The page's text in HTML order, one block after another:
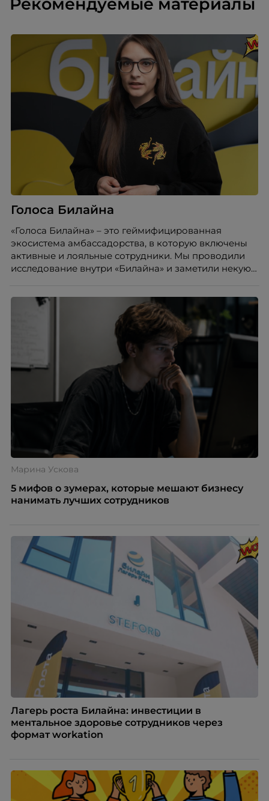
Голоса Билайна
«Голоса Билайна» – это геймифицированная
экосистема амбассадорства, в которую включены
активные и лояльные сотрудники. Мы проводили
исследование внутри «Билайна» и заметили некую
благодарности и публичного признания.
Марина Ускова
5 мифов о зумерах, которые мешают бизнесу
нанимать лучших сотрудников
Лагерь роста Билайна: инвестиции в
ментальное здоровье сотрудников через
формат workation